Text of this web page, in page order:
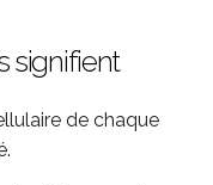
signifient
de chaque